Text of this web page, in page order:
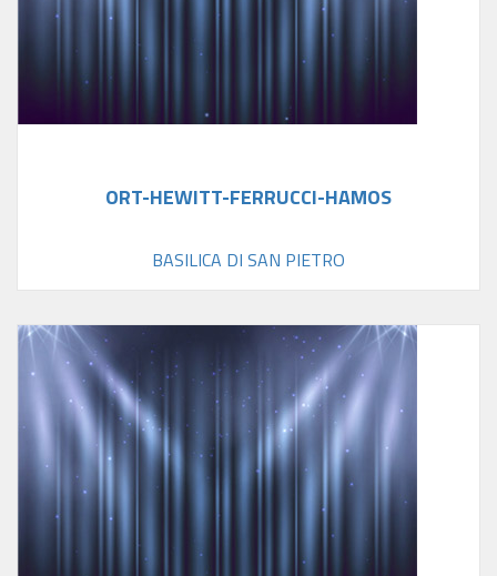
ORT-HEWITT-FERRUCCI-HAMOS
BASILICA DI SAN PIETRO